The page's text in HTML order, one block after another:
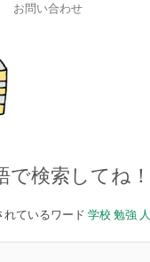
お問い合わせ
で検索してね！
れているワード 学校 勉強 人